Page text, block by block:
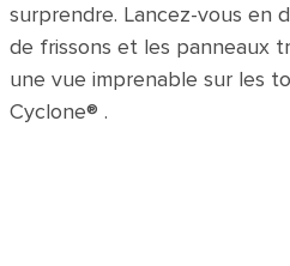
surprendre. Lancez-vous en
de frissons et les panneaux
une vue imprenable sur les
Cyclone® .